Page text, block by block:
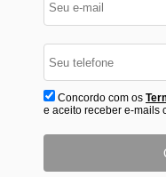
Concordo com os
e aceito receber e-mails